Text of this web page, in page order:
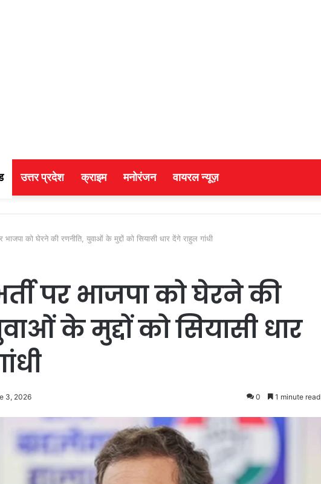
उत्तर प्रदेश क्राइम मनोरंजन वायरल न्यूज़
भाजपा को घेरने की रणनीति, युवाओं के मुद्दों को सियासी धार देंगे राहुल गांधी
पर भाजपा को घेरने की
के मुद्दों को सियासी धार
3, 2026 0 1 minute read